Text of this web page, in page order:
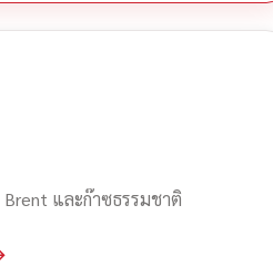
และก๊าซธรรมชาติ